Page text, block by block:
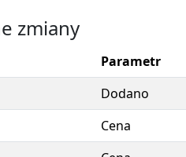
zmiany
Parametr
Dodano
Cena